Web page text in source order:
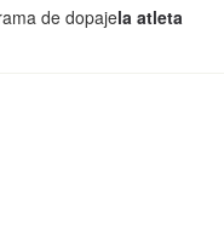
de dopajela atleta